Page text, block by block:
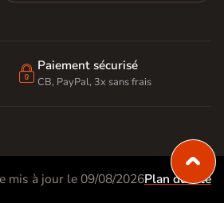
 Paiement sécurisé
CB, PayPal, 3x sans frais
mis à jour le 09/08/2026Plan du site